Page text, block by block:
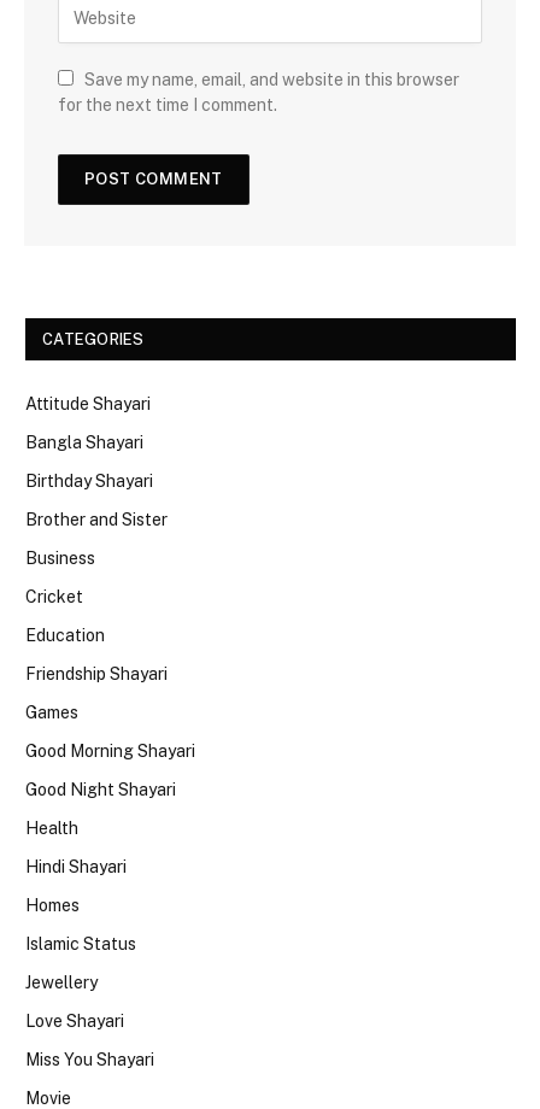
Save my name, email, and website in this browser
for the next time I comment.
CATEGORIES
Attitude Shayari
Bangla Shayari
Birthday Shayari
Brother and Sister
Business
Cricket
Education
Friendship Shayari
Games
Good Morning Shayari
Good Night Shayari
Health
Hindi Shayari
Homes
Islamic Status
Jewellery
Love Shayari
Miss You Shayari
Movie